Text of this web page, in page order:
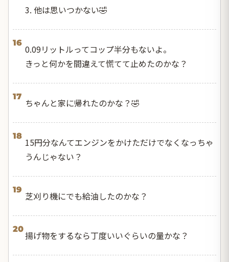
3. 他は思いつかない🤣
16
0.09リットルってコップ半分もないよ。
きっと何かを間違えて慌てて止めたのかな？
17
ちゃんと家に帰れたのかな？🤣
18
15円分なんてエンジンをかけただけでなくなっちゃ
うんじゃない？
19
芝刈り機にでも給油したのかな？
20
揚げ物をするなら丁度いいぐらいの量かな？